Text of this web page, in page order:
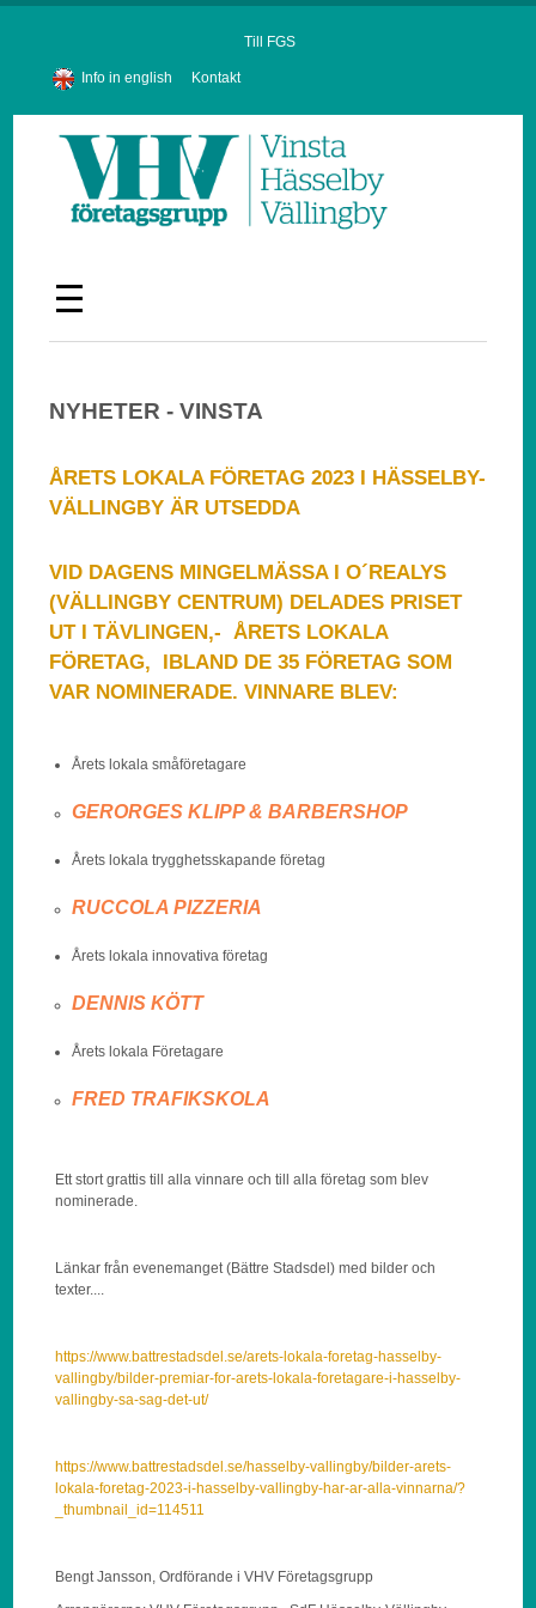
Till FGS
Info in english Kontakt
NYHETER - VINSTA
ÅRETS LOKALA FÖRETAG 2023 I HÄSSELBY-
VÄLLINGBY ÄR UTSEDDA
VID DAGENS MINGELMÄSSA I O´REALYS
(VÄLLINGBY CENTRUM) DELADES PRISET
UT I TÄVLINGEN,- ÅRETS LOKALA
FÖRETAG, IBLAND DE 35 FÖRETAG SOM
VAR NOMINERADE. VINNARE BLEV:
Årets lokala småföretagare
GERORGES KLIPP & BARBERSHOP
Årets lokala trygghetsskapande företag
RUCCOLA PIZZERIA
Årets lokala innovativa företag
DENNIS KÖTT
Årets lokala Företagare
FRED TRAFIKSKOLA
Ett stort grattis till alla vinnare och till alla företag som blev
nominerade.
Länkar från evenemanget (Bättre Stadsdel) med bilder och
texter....
https://www.battrestadsdel.se/arets-lokala-foretag-hasselby-
vallingby/bilder-premiar-for-arets-lokala-foretagare-i-hasselby-
vallingby-sa-sag-det-ut/
https://www.battrestadsdel.se/hasselby-vallingby/bilder-arets-
lokala-foretag-2023-i-hasselby-vallingby-har-ar-alla-vinnarna/?
_thumbnail_id=114511
Bengt Jansson, Ordförande i VHV Företagsgrupp